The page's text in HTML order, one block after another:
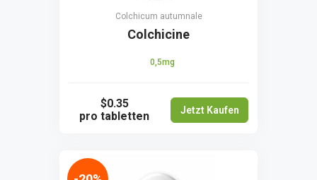
Colchicum autumnale
Colchicine
0,5mg
$0.35
pro tabletten
Jetzt Kaufen